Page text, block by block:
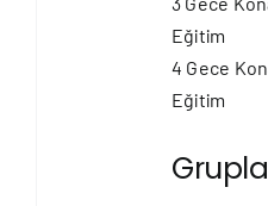
Eğitim
4 Gece
Eğitim